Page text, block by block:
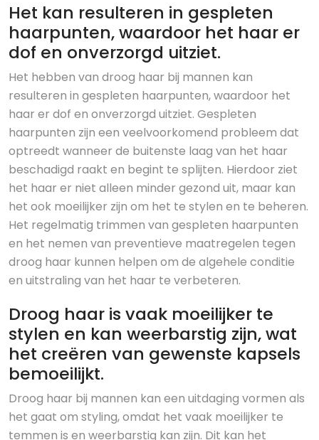
Het kan resulteren in gespleten
haarpunten, waardoor het haar er
dof en onverzorgd uitziet.
Het hebben van droog haar bij mannen kan
resulteren in gespleten haarpunten, waardoor het
haar er dof en onverzorgd uitziet. Gespleten
haarpunten zijn een veelvoorkomend probleem dat
optreedt wanneer de buitenste laag van het haar
beschadigd raakt en begint te splijten. Hierdoor ziet
het haar er niet alleen minder gezond uit, maar kan
het ook moeilijker zijn om het te stylen en te beheren.
Het regelmatig trimmen van gespleten haarpunten
en het nemen van preventieve maatregelen tegen
droog haar kunnen helpen om de algehele conditie
en uitstraling van het haar te verbeteren.
Droog haar is vaak moeilijker te
stylen en kan weerbarstig zijn, wat
het creëren van gewenste kapsels
bemoeilijkt.
Droog haar bij mannen kan een uitdaging vormen als
het gaat om styling, omdat het vaak moeilijker te
temmen is en weerbarstig kan zijn. Dit kan het